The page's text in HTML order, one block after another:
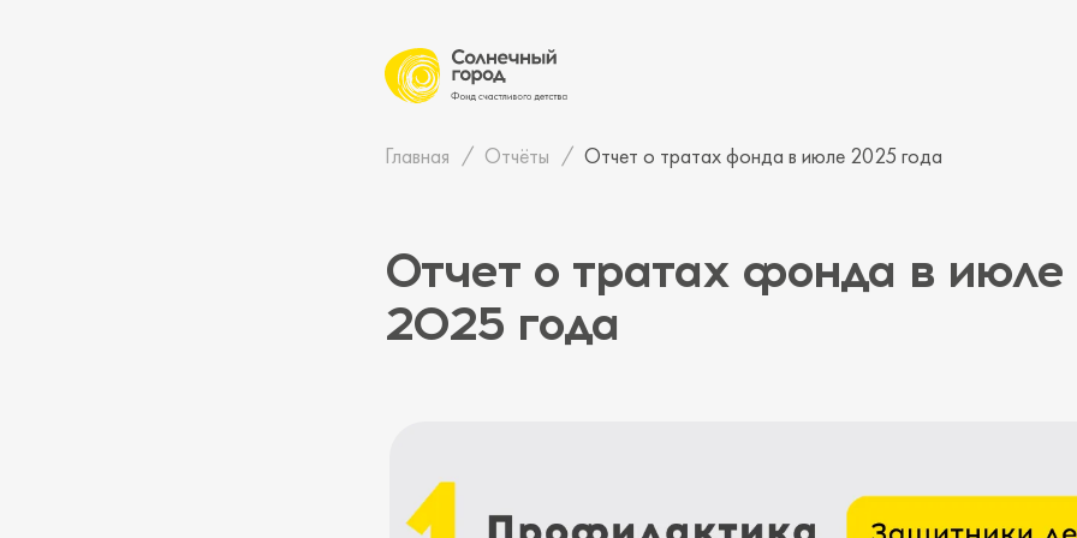
Главная Отчёты Отчет о тратах фонда в июле 2025 года
Отчет о тратах фонда в июле
2025 года